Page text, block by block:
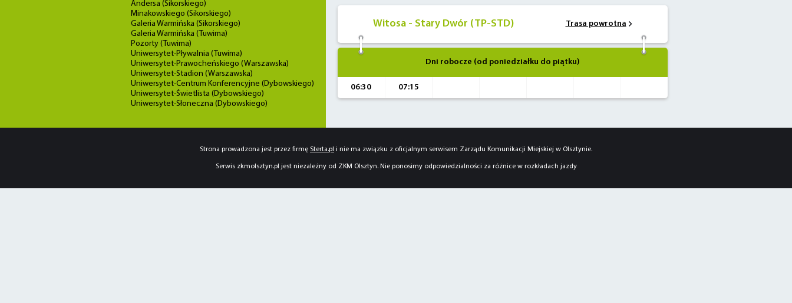
Andersa (Sikorskiego)
Minakowskiego (Sikorskiego)
Galeria Warmińska (Sikorskiego)
Galeria Warmińska (Tuwima)
Pozorty (Tuwima)
Uniwersytet-Pływalnia (Tuwima)
Uniwersytet-Prawocheńskiego (Warszawska)
Uniwersytet-Stadion (Warszawska)
Uniwersytet-Centrum Konferencyjne (Dybowskiego)
Uniwersytet-Świetlista (Dybowskiego)
Uniwersytet-Słoneczna (Dybowskiego)
Witosa - Stary Dwór (TP-STD) Trasa powrotna
Dni robocze (od poniedziałku do piątku)
06:30 07:15
Strona prowadzona jest przez firmę Sterta.pl i nie ma związku z oficjalnym serwisem Zarządu Komunikacji Miejskiej w Olsztynie.
Serwis zkmolsztyn.pl jest niezależny od ZKM Olsztyn. Nie ponosimy odpowiedzialności za różnice w rozkładach jazdy